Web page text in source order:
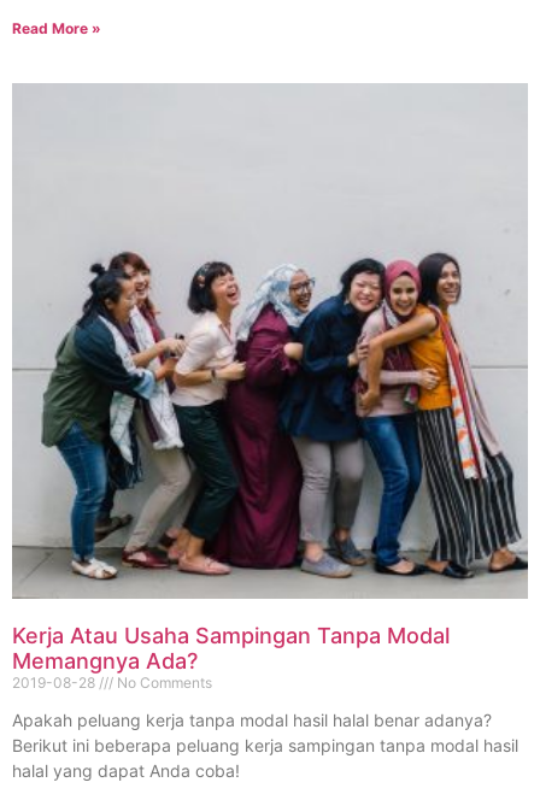
Read More »
Kerja Atau Usaha Sampingan Tanpa Modal
Memangnya Ada?
2019-08-28 No Comments
Apakah peluang kerja tanpa modal hasil halal benar adanya?
Berikut ini beberapa peluang kerja sampingan tanpa modal hasil
halal yang dapat Anda coba!